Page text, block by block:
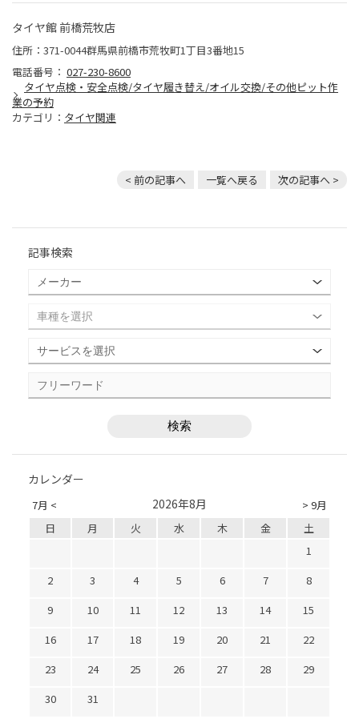
タイヤ館 前橋荒牧店
住所：371-0044群馬県前橋市荒牧町1丁目3番地15
電話番号： 027-230-8600
タイヤ点検・安全点検/タイヤ履き替え/オイル交換/その他ピット作
業の予約
カテゴリ： タイヤ関連
< 前の記事へ 一覧へ戻る 次の記事へ >
記事検索
カレンダー
7月 < > 9月
2026年8月
日 月 火 水 木 金
土
1
2
3 4 5 6 7
8
9
10 11 12 13 14
15
16
17 18 19 20 21
22
23
24 25 26 27 28
29
30
31